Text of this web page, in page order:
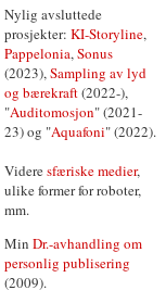
Nylig avsluttede
prosjekter: KI-Storyline,
Pappelonia,Sonus
(2023),Sampling av lyd
og bærekraft(2022-),
"Auditomosjon" (2021-
23) og "Aquafoni" (2022).
Videresfæriske medier,
ulike former for roboter,
mm.
Min Dr.-avhandling om
personlig publisering
(2009).